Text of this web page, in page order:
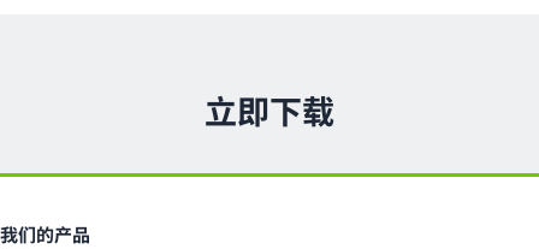
立即下载
我们的产品